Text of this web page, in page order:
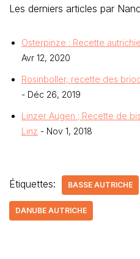
Les derniers articles par
Osterpinze : Recette
Avr 12, 2020
Rosinboller, recette des
- Déc 26, 2019
Linzer Augen ; Recette de
Linz - Nov 1, 2018
Étiquettes: BASSE AUTRICHE
DANUBE AUTRICHE